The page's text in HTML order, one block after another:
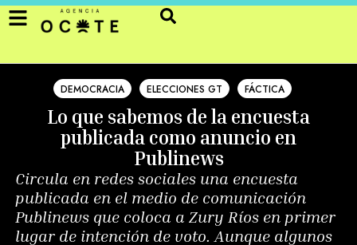
DEMOCRACIA ELECCIONES GT FÁCTICA
Lo que sabemos de la encuesta
publicada como anuncio en
Publinews
Circula en redes sociales una encuesta
publicada en el medio de comunicación
Publinews que coloca a Zury Ríos en primer
lugar de intención de voto. Aunque algunos